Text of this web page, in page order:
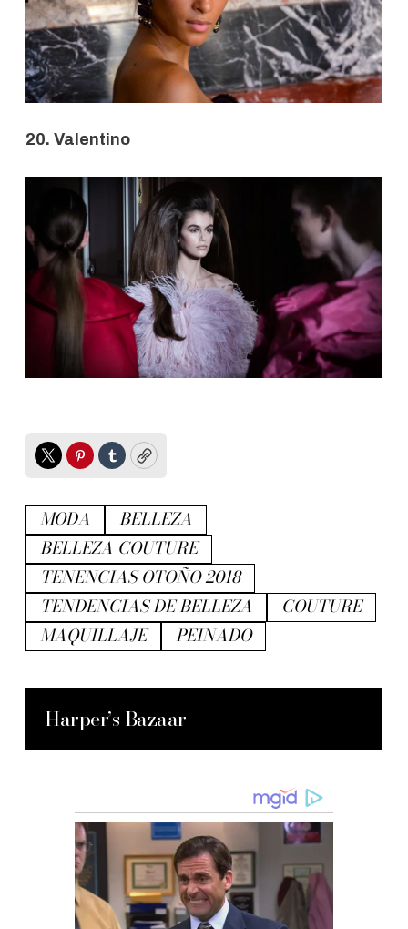
20. Valentino
TwitterPinterest
TumblrCopy
MODA
BELLEZA
BELLEZA COUTURE
TENENCIAS OTOÑO 2018
TENDENCIAS DE BELLEZA
COUTURE
MAQUILLAJE
PEINADO
Harper’s Bazaar